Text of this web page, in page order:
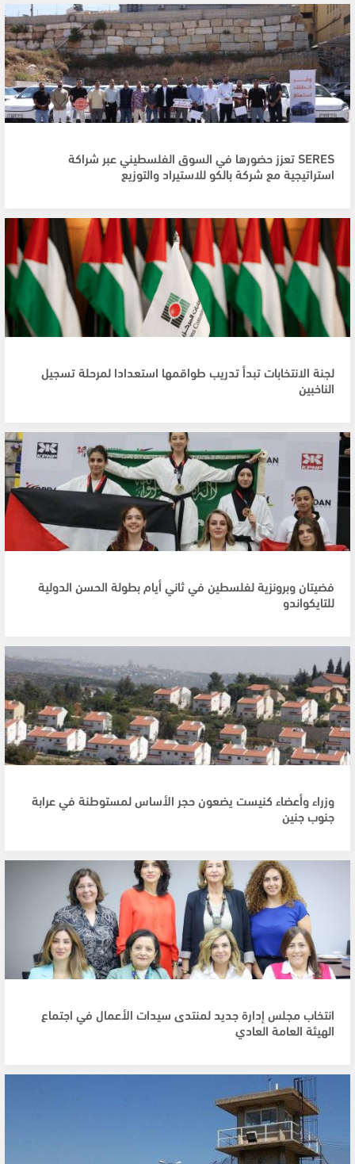
SERES تعزز حضورها في السوق الفلسطيني عبر شراكة
استراتيجية مع شركة بالكو للاستيراد والتوزيع
لجنة الانتخابات تبدأ تدريب طواقمها استعدادا لمرحلة تسجيل
الناخبين
فضيتان وبرونزية لفلسطين في ثاني أيام بطولة الحسن الدولية
للتايكواندو
وزراء وأعضاء كنيست يضعون حجر الأساس لمستوطنة في عرابة
جنوب جنين
انتخاب مجلس إدارة جديد لمنتدى سيدات الأعمال في اجتماع
الهيئة العامة العادي